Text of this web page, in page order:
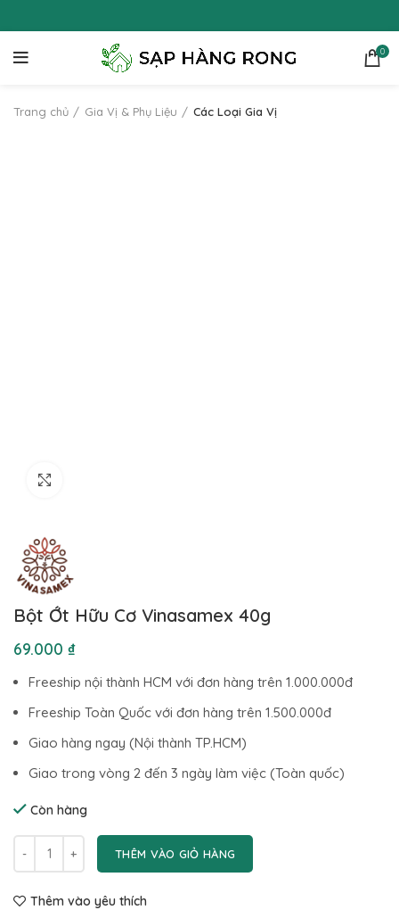
0
Trang chủ Gia Vị & Phụ Liệu Các Loại Gia Vị
Bột Ớt Hữu Cơ Vinasamex 40g
₫
Freeship nội thành HCM với đơn hàng trên 1.000.000đ
Freeship Toàn Quốc với đơn hàng trên 1.500.000đ
Giao hàng ngay (Nội thành TP.HCM)
Giao trong vòng 2 đến 3 ngày làm việc (Toàn quốc)
Còn hàng
THÊM VÀO GIỎ HÀNG
Thêm vào yêu thích